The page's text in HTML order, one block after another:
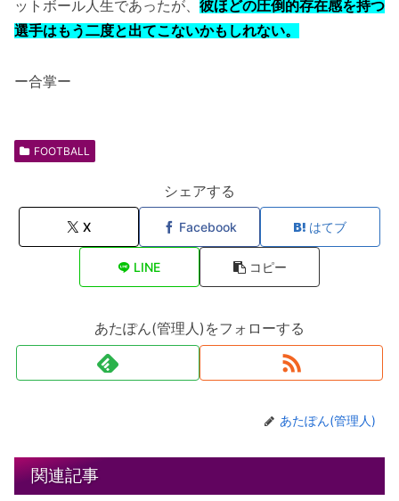
ットボール人生であったが、 彼ほどの圧倒的存在感を持つ
選手はもう二度と出てこないかもしれない。
ー合掌ー
FOOTBALL
シェアする
X Facebook はてブ
LINE コピー
あたぽん(管理人)をフォローする
あたぽん(管理人)
関連記事